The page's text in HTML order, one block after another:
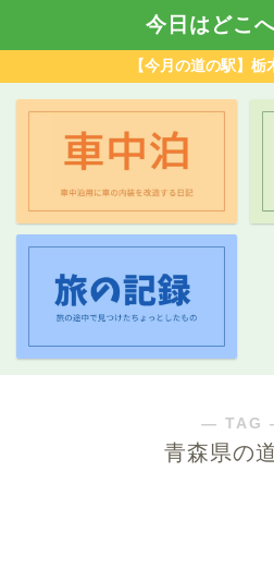
今日はどこ
【今月の道の駅】
― TAG
青森県の